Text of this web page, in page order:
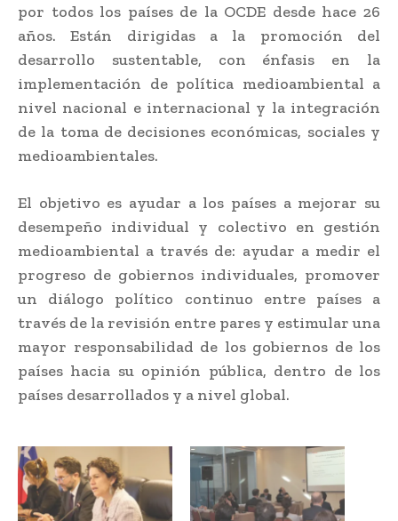
por todos los países de la OCDE desde hace 26
años. Están dirigidas a la promoción del
desarrollo sustentable, con énfasis en la
implementación de política medioambiental a
nivel nacional e internacional y la integración
de la toma de decisiones económicas, sociales y
medioambientales.
El objetivo es ayudar a los países a mejorar su
desempeño individual y colectivo en gestión
medioambiental a través de: ayudar a medir el
progreso de gobiernos individuales, promover
un diálogo político continuo entre países a
través de la revisión entre pares y estimular una
mayor responsabilidad de los gobiernos de los
países hacia su opinión pública, dentro de los
países desarrollados y a nivel global.